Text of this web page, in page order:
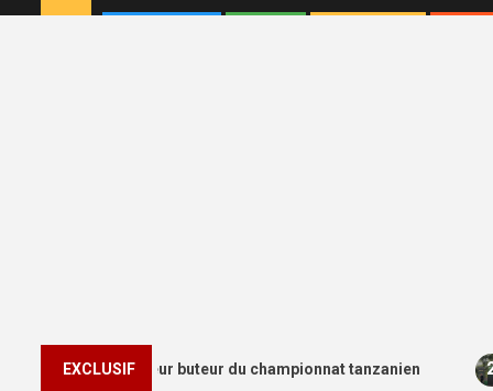
EXCLUSIF
le meilleur buteur du championnat tanzanien 2 JS